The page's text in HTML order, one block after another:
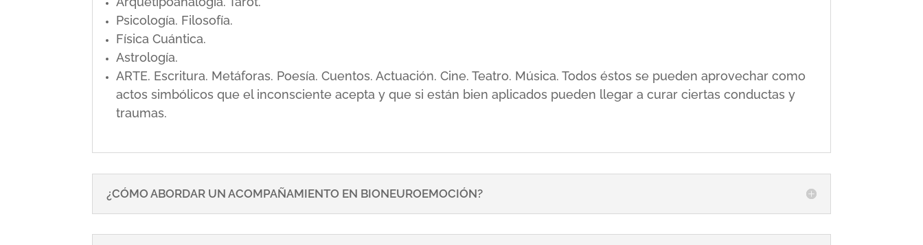
Psicología. Filosofía.
Física Cuántica.
Astrología.
ARTE. Escritura. Metáforas. Poesía. Cuentos. Actuación. Cine. Teatro. Música. Todos éstos se pueden aprovechar como
actos simbólicos que el inconsciente acepta y que si están bien aplicados pueden llegar a curar ciertas conductas y
traumas.
¿CÓMO ABORDAR UN ACOMPAÑAMIENTO EN BIONEUROEMOCIÓN?